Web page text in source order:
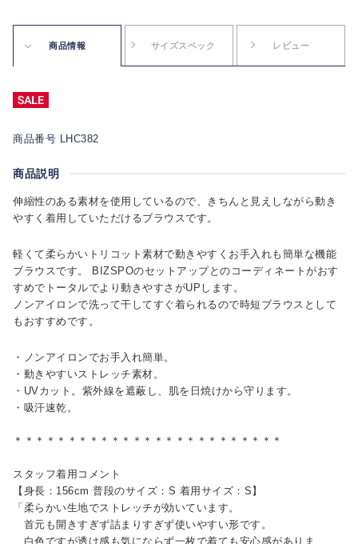
商品情報 サイズスペック レビュー
商品番号 LHC382
商品説明
伸縮性のある素材を使用しているので、きちんと見えしながら動き
やすく着用していただけるブラウスです。
軽くて柔らかいトリコット素材で動きやすくお手入れも簡単な機能
ブラウスです。 BIZSPOのセットアップとのコーディネートがおす
すめでトータルでより動きやすさがUPします。
ノンアイロンで洗って干してすぐ着られるので時短ブラウスとして
もおすすめです。
・ノンアイロンでお手入れ簡単。
・動きやすいストレッチ素材。
・UVカット。紫外線を遮蔽し、肌を日焼けから守ります。
・吸汗速乾。
＊＊＊＊＊＊＊＊＊＊＊＊＊＊＊＊＊＊＊＊＊＊＊＊＊
スタッフ着用コメント
【身長：156cm 普段のサイズ：S 着用サイズ：S】
「柔らかい生地でストレッチが効いています。
首元も開きすぎず詰まりすぎず使いやすい形です。
白色ですが透け感も気にならず一枚で着ても安心感がありま